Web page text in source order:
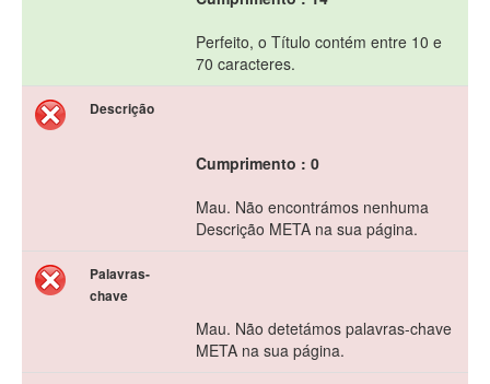
Perfeito, o Título contém entre 10 e
70 caracteres.
Descrição
Cumprimento : 0
Mau. Não encontrámos nenhuma
Descrição META na sua página.
Palavras-
chave
Mau. Não detetámos palavras-chave
META na sua página.